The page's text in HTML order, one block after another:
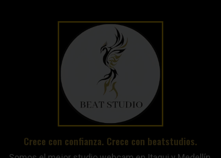
Crece con confianza. Crece con beatstudios.